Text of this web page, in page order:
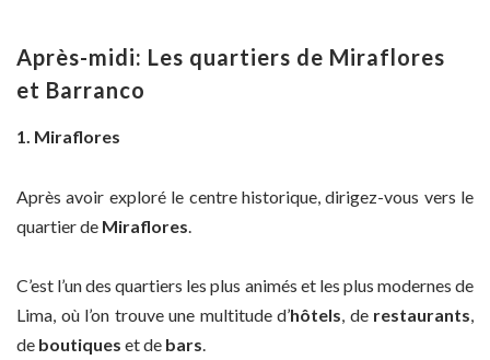
Après-midi: Les quartiers de Miraflores
et Barranco
1. Miraflores
Après avoir exploré le centre historique, dirigez-vous vers le
quartier de Miraflores
C’est l’un des quartiers les plus animés et les plus modernes de
Lima, où l’on trouve une multitude d’hôtels, de restaurants,
de boutiques et de bars.